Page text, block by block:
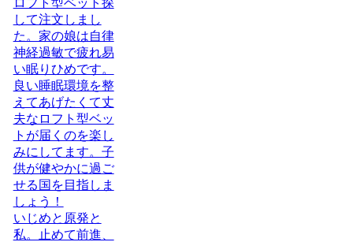
して注文しまし
た。家の娘は自律
神経過敏で疲れ易
い眠りひめです。
良い睡眠環境を整
えてあげたくて丈
夫なロフト型ベッ
トが届くのを楽し
みにしてます。子
供が健やかに過ご
せる国を目指しま
しょう！
いじめと原発と
私。止めて前進、